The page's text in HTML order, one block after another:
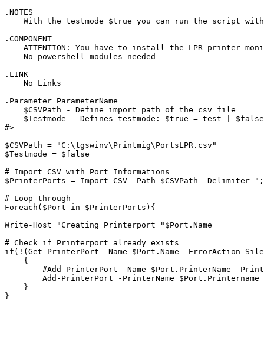
.NOTES
With the testmode $true you can run the script
.COMPONENT
ATTENTION: You have to install the LPR printer
    No powershell modules needed
.LINK
    No Links
.Parameter ParameterName
    $CSVPath - Define import path of the csv file
$Testmode - Defines testmode: $true = test |
#>
$CSVPath = "C:\tgswinv\Printmig\PortsLPR.csv"
$Testmode = $false
# Import CSV with Port Informations
$PrinterPorts = Import-CSV -Path $CSVPath -Delimiter
# Loop through
Foreach($Port in $PrinterPorts){
Write-Host "Creating Printerport "$Port.Name
# Check if Printerport already exists
if(!(Get-PrinterPort -Name $Port.Name -ErrorAction
    {
#Add-PrinterPort -Name $Port.PrinterName -
Add-PrinterPort -PrinterName
    }
}